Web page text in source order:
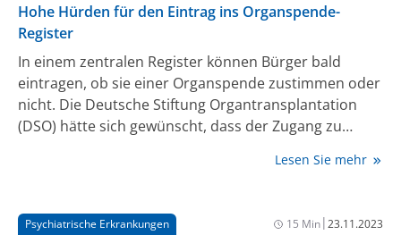
Hohe Hürden für den Eintrag ins Organspende-
Register
In einem zentralen Register können Bürger bald
eintragen, ob sie einer Organspende zustimmen oder
nicht. Die Deutsche Stiftung Organtransplantation
(DSO) hätte sich gewünscht, dass der Zugang zu
Organspende-Ausweis auf Papier auszufüllen. Aus
sein.
Lesen Sie mehr
Psychiatrische Erkrankungen 15 Min|23.11.2023